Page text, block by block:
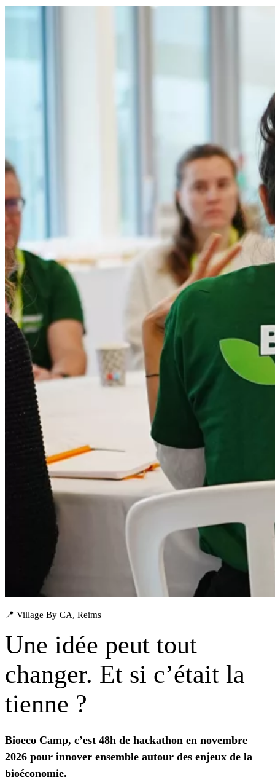
📍 Village By CA, Reims
Une idée peut tout
changer. Et si c’était la
tienne ?
Bioeco Camp, c’est 48h de hackathon en novembre
2026 pour innover ensemble autour des enjeux de la
bioéconomie.